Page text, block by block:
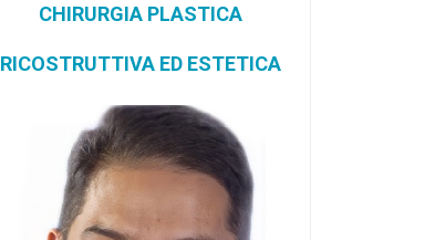
CHIRURGIA PLASTICA
RICOSTRUTTIVA ED ESTETICA